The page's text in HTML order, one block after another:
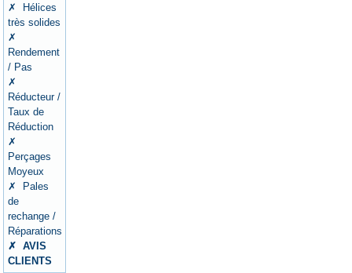
✗ Hélices
très solides
✗
Rendement
/ Pas
✗
Réducteur /
Taux de
Réduction
✗
Perçages
Moyeux
✗ Pales
de
rechange /
Réparations
✗ AVIS
CLIENTS